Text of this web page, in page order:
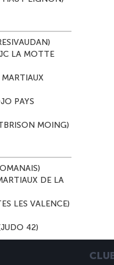
LA MOTTE
PAYS
MOING)
DE LA
LES VALENCE)
42)